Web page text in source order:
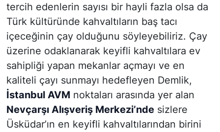
tercih edenlerin sayısı bir hayli fazla olsa da
Türk kültüründe kahvaltıların baş tacı
içeceğinin çay olduğunu söyleyebiliriz. Çay
üzerine odaklanarak keyifli kahvaltılara ev
sahipliği yapan mekanlar açmayı ve en
kaliteli çayı sunmayı hedefleyen Demlik,
İstanbul AVM noktaları arasında yer alan
Nevçarşı Alışveriş Merkezi’ndesizlere
Üsküdar’ın en keyifli kahvaltılarından birini